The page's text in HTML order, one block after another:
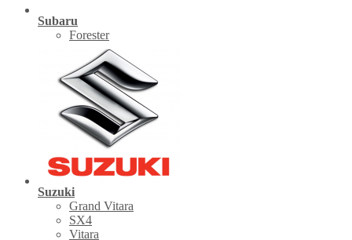
Subaru
Forester
Suzuki
Grand Vitara
SX4
Vitara